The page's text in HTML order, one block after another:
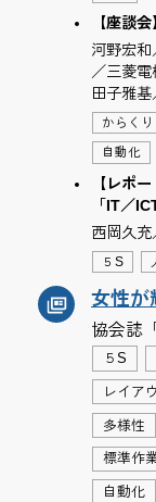
【座談
河野宏
／三菱
田子雅
からくり
自動化
【レポ
「IT／
西岡久
５S
女性が
協会誌
５S
レイア
多様性
標準作
自動化